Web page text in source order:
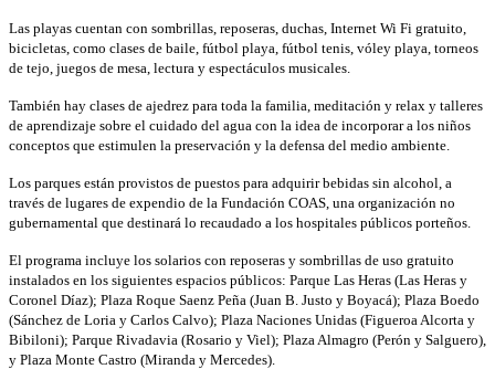
Las playas cuentan con sombrillas, reposeras, duchas, Internet Wi Fi gratuito,
bicicletas, como clases de baile, fútbol playa, fútbol tenis, vóley playa, torneos
de tejo, juegos de mesa, lectura y espectáculos musicales.
También hay clases de ajedrez para toda la familia, meditación y relax y talleres
de aprendizaje sobre el cuidado del agua con la idea de incorporar a los niños
conceptos que estimulen la preservación y la defensa del medio ambiente.
Los parques están provistos de puestos para adquirir bebidas sin alcohol, a
través de lugares de expendio de la Fundación COAS, una organización no
gubernamental que destinará lo recaudado a los hospitales públicos porteños.
El programa incluye los solarios con reposeras y sombrillas de uso gratuito
instalados en los siguientes espacios públicos: Parque Las Heras (Las Heras y
Coronel Díaz); Plaza Roque Saenz Peña (Juan B. Justo y Boyacá); Plaza Boedo
(Sánchez de Loria y Carlos Calvo); Plaza Naciones Unidas (Figueroa Alcorta y
Bibiloni); Parque Rivadavia (Rosario y Viel); Plaza Almagro (Perón y Salguero),
y Plaza Monte Castro (Miranda y Mercedes).